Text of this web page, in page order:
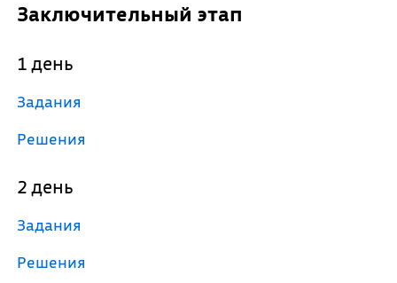
Заключительный этап
1 день
Задания
Решения
2 день
Задания
Решения